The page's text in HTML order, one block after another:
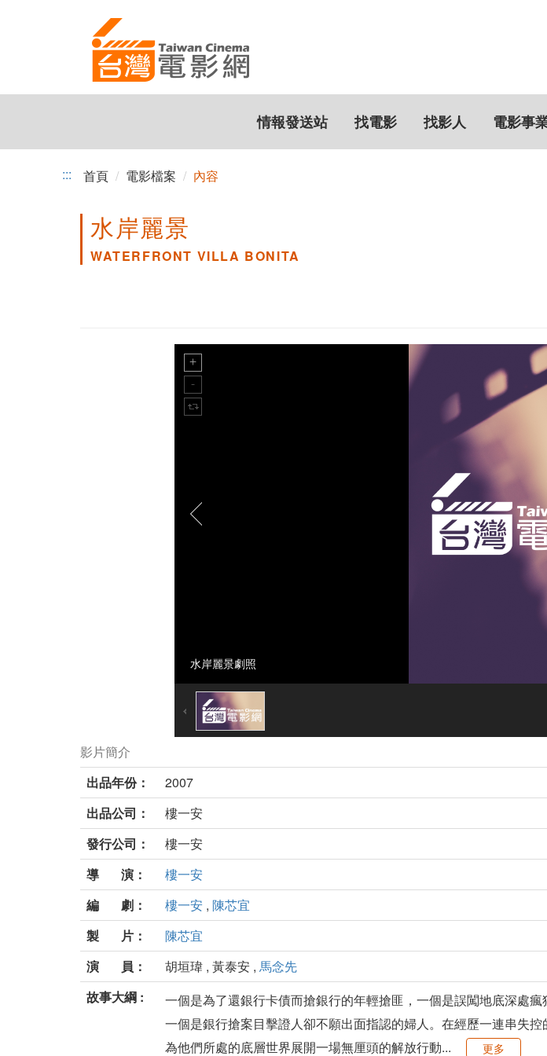
情報發送站 找電影 找影人 電影事
::: 首頁 電影檔案 內容
水岸麗景
WATERFRONT VILLA BONITA
水岸麗景劇照
影片簡介
出品年份：
2007
出品公司：
樓一安
發行公司：
樓一安
導 演：
樓一安
編 劇：
樓一安 , 陳芯宜
製 片：
陳芯宜
演 員：
胡垣瑋 , 黃泰安 , 馬念先
故事大綱 :
一個是為了還銀行卡債而搶銀行的年輕搶匪，一個是誤闖地底深處
一個是銀行搶案目擊證人卻不願出面指認的婦人。在經歷一連串失
為他們所處的底層世界展開一場無厘頭的解放行動...
更多